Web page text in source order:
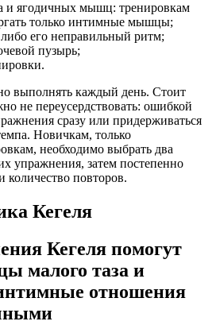
и ягодичных мышц: тренировкам
только интимные мышцы;
его неправильный ритм;
пузырь;
выполнять каждый день. Стоит
не переусердствовать: ошибкой
сразу или придерживаться
Новичкам, только
необходимо выбрать два
упражнения, затем постепенно
количество повторов.
Кегеля
Кегеля помогут
малого таза и
отношения